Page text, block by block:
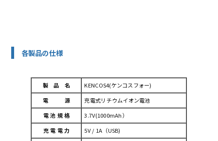
各製品の仕様
製 品 名
KENCOS4(ケンコスフォー)
電 源
充電式リチウムイオン電池
電 池 規 格
3.7V(1000mAh）
充 電 電 力
5V / 1A（USB)